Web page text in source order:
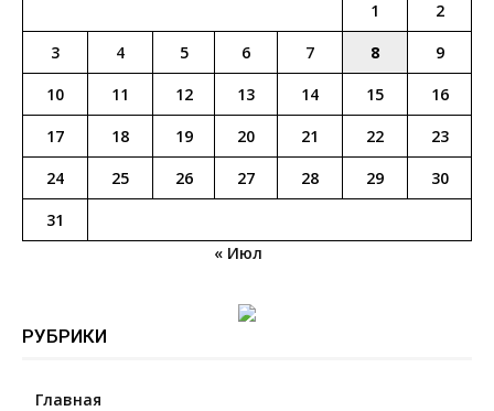
1
2
3
4 5 6 7 8
9
10
11 12 13 14 15
16
17
18 19 20 21 22
23
24
25 26 27 28 29
30
31
« Июл
РУБРИКИ
Главная